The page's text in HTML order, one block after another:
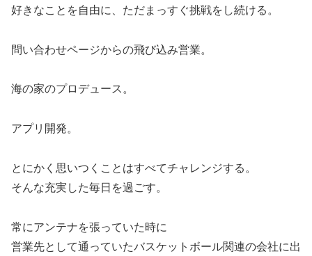
好きなことを自由に、ただまっすぐ挑戦をし続ける。
問い合わせページからの飛び込み営業。
海の家のプロデュース。
アプリ開発。
とにかく思いつくことはすべてチャレンジする。
そんな充実した毎日を過ごす。
常にアンテナを張っていた時に
営業先として通っていたバスケットボール関連の会社に出